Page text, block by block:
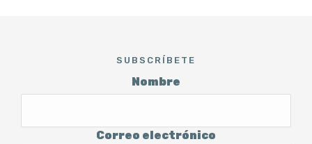
SUBSCRÍBETE
Nombre
Correo electrónico